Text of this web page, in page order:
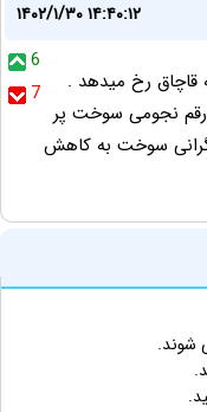
۱۴۰۲/۱/۳۰ ۱۴:۴۰:۱۲
6
7
رخ میدهد .
نیست یک رقم نجومی سوخت پر
سوخت به کاهش
شوند.